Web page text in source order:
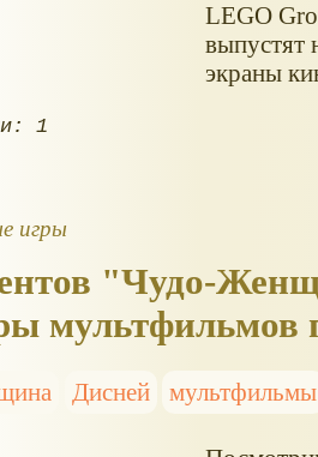
LEGO
выпустят
экраны
1
игры
"Чудо-
мультфильмов
Дисней мультфильмы